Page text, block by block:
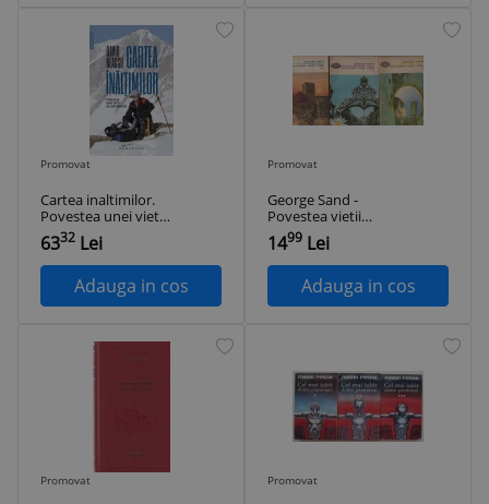
Promovat
Cartea inaltimilor.
Povestea unei vieti
de explorator –
David Neacsu
6332 Lei
Adauga in cos
Promovat
George Sand -
Povestea vietii
mele, 3 volume
1499 Lei
Adauga in cos
Promovat Promovat